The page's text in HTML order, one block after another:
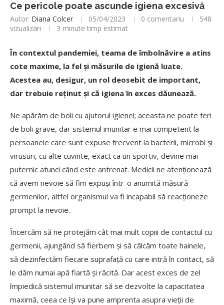
Ce pericole poate ascunde igiena excesivă
Autor: Diana Colcer 05/04/2023 0 comentariu
548
vizualizari
3 minute timp estimat
În contextul pandemiei, teama de îmbolnăvire a atins
cote maxime, la fel și măsurile de igienă luate.
Acestea au, desigur, un rol deosebit de important,
dar trebuie reținut și că igiena în exces dăunează.
Ne apărăm de boli cu ajutorul igienei; aceasta ne poate feri
de boli grave, dar sistemul imunitar e mai competent la
persoanele care sunt expuse frecvent la bacterii, microbi și
virusuri, cu alte cuvinte, exact ca un sportiv, devine mai
puternic atunci când este antrenat. Medicii ne atenționează
că avem nevoie să fim expuși într-o anumită măsură
germenilor, altfel organismul va fi incapabil să reacționeze
prompt la nevoie.
Încercăm să ne protejăm cât mai mult copiii de contactul cu
germenii, ajungând să fierbem și să călcăm toate hainele,
să dezinfectăm fiecare suprafață cu care intră în contact, să
le dăm numai apă fiartă și răcită. Dar acest exces de zel
împiedică sistemul imunitar să se dezvolte la capacitatea
maximă, ceea ce își va pune amprenta asupra vieții de